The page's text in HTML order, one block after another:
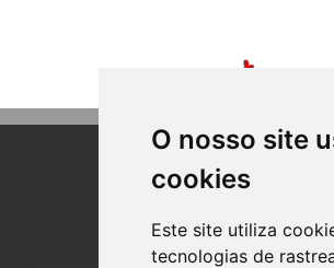
O nosso site
cookies
Este site utiliza
tecnologias de
BOM
RIO GRANDE DO SUL